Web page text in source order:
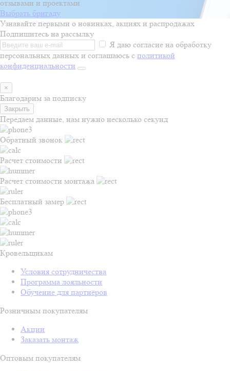
отзывами и проектами
Выбрать бригаду
Узнавайте первыми о новинках, акциях и распродажах
Подпишитесь на рассылку
Я даю согласие на обработку
персональных данных и соглашаюсь с политикой
конфиденциальности
×
Благодарим за подписку
Закрыть
Передаем данные, нам нужно несколько секунд
Обратный звонок
Расчет стоимости
Расчет стоимости монтажа
Бесплатный замер
Кровельщикам
Условия сотрудничества
Программа лояльности
Обучение для партнёров
Розничным покупателям
Акции
Заказать монтаж
Оптовым покупателям